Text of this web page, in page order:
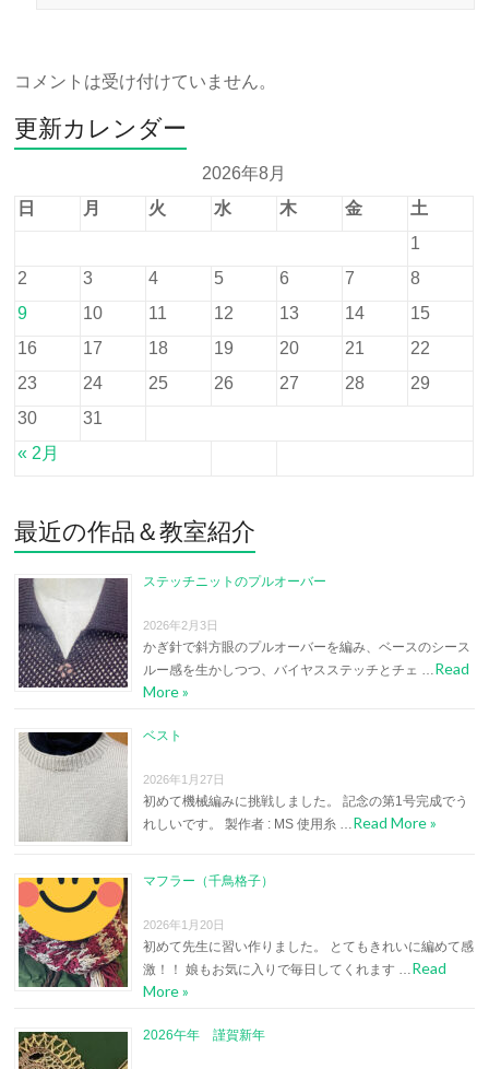
コメントは受け付けていません。
更新カレンダー
2026年8月
日
月 火 水 木 金 土
« 2月
1
2
3 4 5 6 7
8
9
10 11 12 13 14
15
16
17 18 19 20 21
22
23
24 25 26 27 28
29
30
31
最近の作品＆教室紹介
ステッチニットのプルオーバー
2026年2月3日
かぎ針で斜方眼のプルオーバーを編み、ベースのシース
ルー感を生かしつつ、バイヤスステッチとチェ …Read
More »
ベスト
2026年1月27日
初めて機械編みに挑戦しました。 記念の第1号完成でう
れしいです。 製作者 : MS 使用糸 …Read More »
マフラー（千鳥格子）
2026年1月20日
初めて先生に習い作りました。 とてもきれいに編めて感
激！！ 娘もお気に入りで毎日してくれます …Read
More »
2026午年 謹賀新年